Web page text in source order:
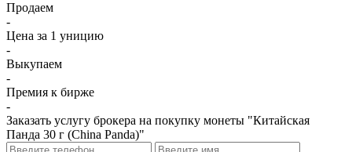
Продаем
-
Цена за 1 уницию
-
Выкупаем
-
Премия к бирже
-
Заказать услугу брокера на покупку монеты "Китайская
Панда 30 г (China Panda)"